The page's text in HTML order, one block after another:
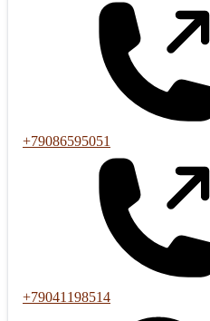
+79086595051
+79041198514